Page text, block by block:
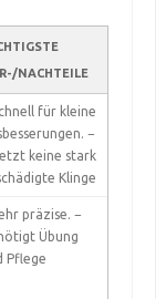
NACHTEILE
für kleine
−
keine stark
Klinge
präzise. −
Übung
Pflege